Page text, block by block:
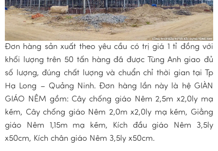
Đơn hàng sản xuất theo yêu cầu có trị giá 1 tỉ đồng với
khối lượng trên 50 tấn hàng đã được Tùng Anh giao đủ
số lượng, đúng chất lượng và chuẩn chỉ thời gian tại Tp
Hạ Long – Quảng Ninh. Đơn hàng lần này là hệ GIÀN
GIÁO NÊM gồm: Cây chống giáo Nêm 2,5m x2,0ly mạ
kẽm, Cây chống giáo Nêm 2,0m x2,0ly mạ kẽm, Giằng
giáo Nêm 1,15m mạ kẽm, Kích đầu giáo Nêm 3,5ly
x50cm, Kích chân giáo Nêm 3,5ly x50cm.